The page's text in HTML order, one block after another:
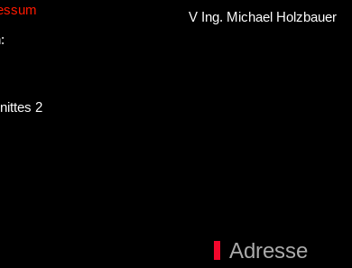
2
V Ing. Michael Holzbauer
Adresse